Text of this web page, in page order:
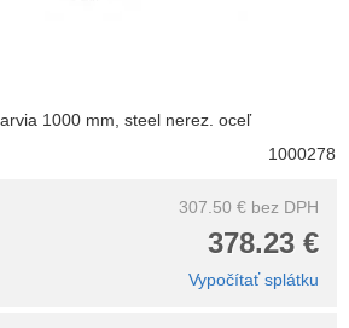
1000 mm, steel nerez. oceľ
1000278
307.50 € bez DPH
378.23 €
Vypočítať splátku